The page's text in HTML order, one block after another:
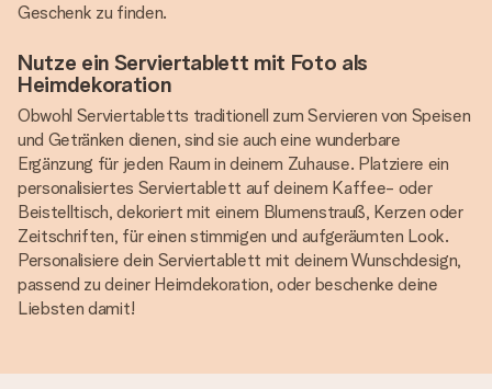
Geschenk zu finden.
Nutze ein Serviertablett mit Foto als
Heimdekoration
Obwohl Serviertabletts traditionell zum Servieren von Speisen
und Getränken dienen, sind sie auch eine wunderbare
Ergänzung für jeden Raum in deinem Zuhause. Platziere ein
personalisiertes Serviertablett auf deinem Kaffee- oder
Beistelltisch, dekoriert mit einem Blumenstrauß, Kerzen oder
Zeitschriften, für einen stimmigen und aufgeräumten Look.
Personalisiere dein Serviertablett mit deinem Wunschdesign,
passend zu deiner Heimdekoration, oder beschenke deine
Liebsten damit!